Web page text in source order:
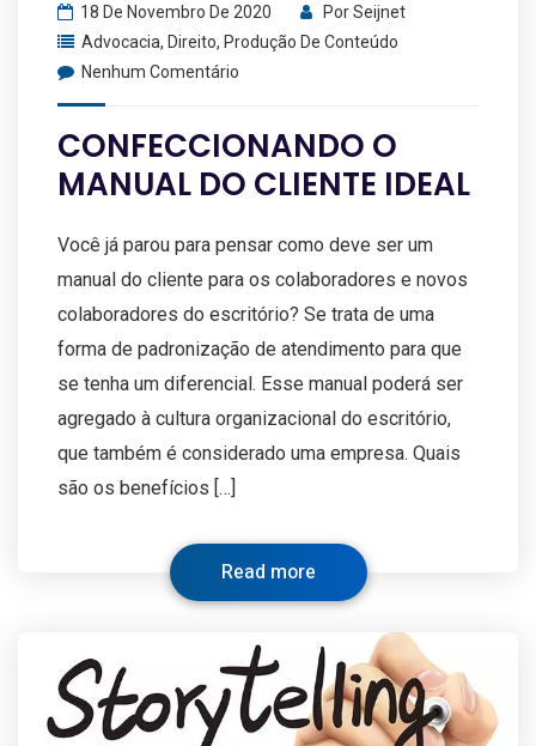
18 De Novembro De 2020 PorSeijnet
Advocacia, Direito, Produção De Conteúdo
Nenhum Comentário
CONFECCIONANDO O
MANUAL DO CLIENTE IDEAL
Você já parou para pensar como deve ser um
manual do cliente para os colaboradores e novos
colaboradores do escritório? Se trata de uma
forma de padronização de atendimento para que
se tenha um diferencial. Esse manual poderá ser
agregado à cultura organizacional do escritório,
que também é considerado uma empresa. Quais
são os benefícios […]
Read more